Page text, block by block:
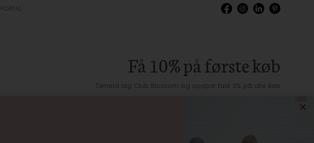
Få 10% på første køb
Tilmeld dig Club Blossom og opspar fast 3% på alle køb